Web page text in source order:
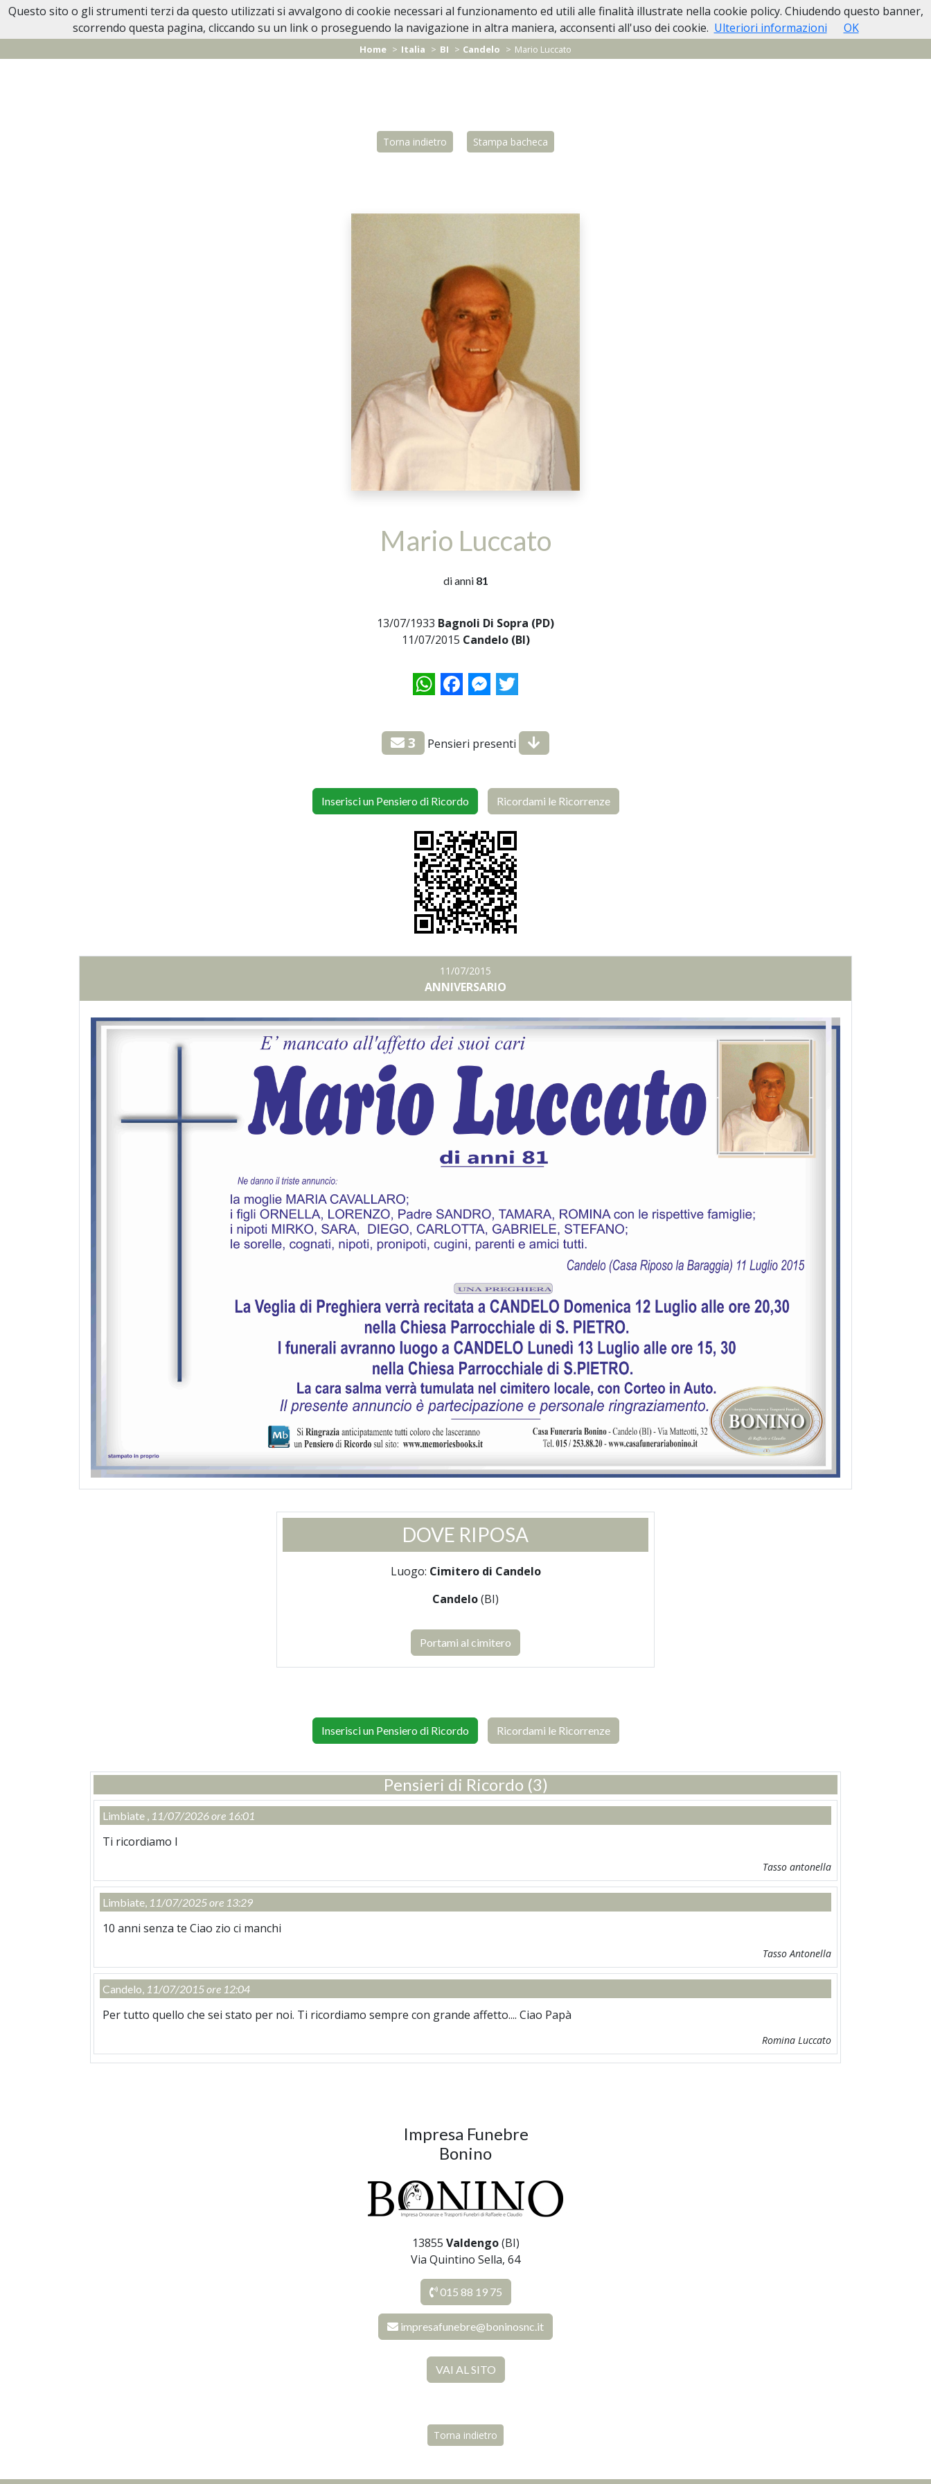
Necrologi Biella Home In Caso di Decesso Lutti Personaggi Pubblici Casa Funeraria Biella Contatti
Home Italia BI Candelo Mario Luccato
Torna indietro Stampa bacheca
Mario Luccato
di anni 81
13/07/1933 Bagnoli Di Sopra (PD)
11/07/2015 Candelo (BI)
WhatsAppFacebookMessenger
Twitter
3 Pensieri presenti
Inserisci un Pensiero di Ricordo Ricordami le Ricorrenze
11/07/2015
ANNIVERSARIO
DOVE RIPOSA
Luogo: Cimitero di Candelo
Candelo(BI)
Portami al cimitero
Inserisci un Pensiero di Ricordo Ricordami le Ricorrenze
Pensieri di Ricordo (3)
Limbiate , 11/07/2026 ore 16:01
Ti ricordiamo l
Tasso antonella
Limbiate, 11/07/2025 ore 13:29
10 anni senza te Ciao zio ci manchi
Tasso Antonella
Candelo, 11/07/2015 ore 12:04
Per tutto quello che sei stato per noi. Ti ricordiamo sempre con grande affetto.... Ciao Papà
Romina Luccato
Impresa Funebre
Bonino
13855 Valdengo(BI)
Via Quintino Sella, 64
015 88 19 75
impresafunebre@boninosnc.it
VAI AL SITO
Torna indietro
Questo sito o gli strumenti terzi da questo utilizzati si avvalgono di cookie necessari al funzionamento ed utili alle finalità illustrate nella cookie policy. Chiudendo questo banner,
scorrendo questa pagina, cliccando su un link o proseguendo la navigazione in altra maniera, acconsenti all'uso dei cookie. Ulteriori informazioni OK